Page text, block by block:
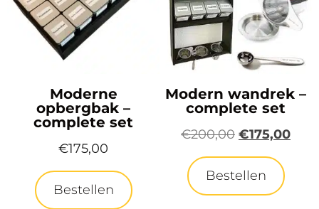
Moderne
opbergbak –
complete set
€175,00
Bestellen
Modern wandrek –
complete set
€200,00 €175,00
Bestellen